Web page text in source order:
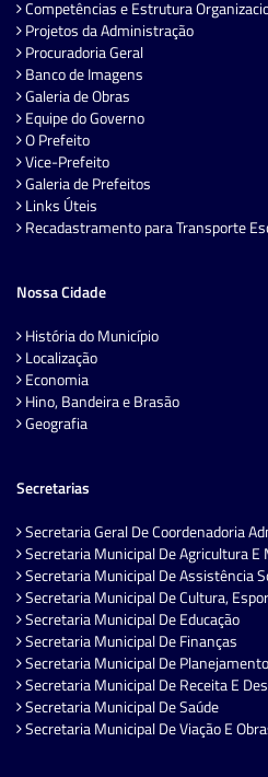
Competências e Estrutura
Projetos da Administração
Procuradoria Geral
Banco de Imagens
Galeria de Obras
Equipe do Governo
O Prefeito
Vice-Prefeito
Galeria de Prefeitos
Links Úteis
Recadastramento para Transporte
Nossa Cidade
História do Município
Localização
Economia
Hino, Bandeira e Brasão
Geografia
Secretarias
Secretaria Geral De Coordenadoria
Secretaria Municipal De Agricultura E
Secretaria Municipal De Assistência
Secretaria Municipal De Cultura,
Secretaria Municipal De Educação
Secretaria Municipal De Finanças
Secretaria Municipal De
Secretaria Municipal De Receita E
Secretaria Municipal De Saúde
Secretaria Municipal De Viação E